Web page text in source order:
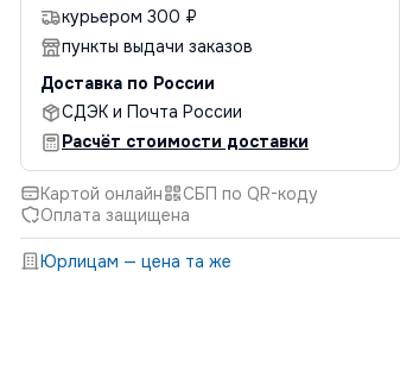
курьером 300 ₽
пункты выдачи заказов
Доставка по России
СДЭК и Почта России
Расчёт стоимости доставки
Картой онлайн
СБП по QR-коду
Оплата защищена
Юрлицам — цена та же